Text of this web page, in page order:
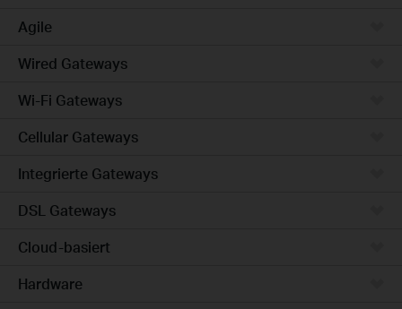
Agile
Wired Gateways
Wi-Fi Gateways
Cellular Gateways
Integrierte Gateways
DSL Gateways
Cloud-basiert
Hardware